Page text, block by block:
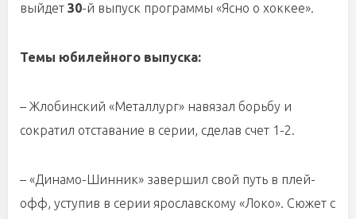
выйдет 30-й выпуск программы «Ясно о хоккее».
Темы юбилейного выпуска:
– Жлобинский «Металлург» навязал борьбу и
сократил отставание в серии, сделав счет 1-2.
– «Динамо-Шинник» завершил свой путь в плей-
офф, уступив в серии ярославскому «Локо». Сюжет с